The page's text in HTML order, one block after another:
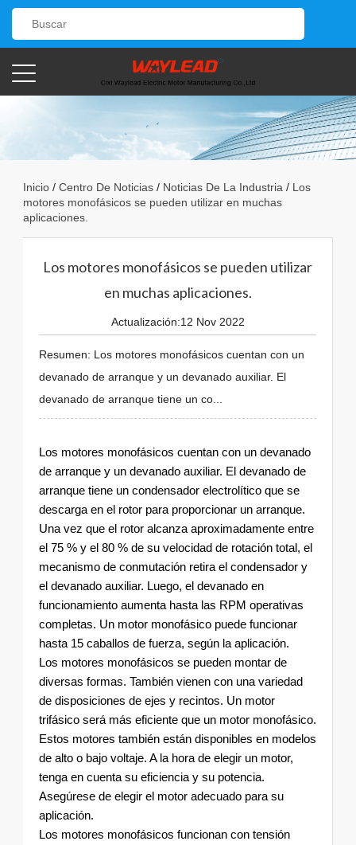
Inicio / Centro De Noticias / Noticias De La Industria / Los
motores monofásicos se pueden utilizar en muchas
aplicaciones.
Los motores monofásicos se pueden utilizar
en muchas aplicaciones.
Actualización:12 Nov 2022
Resumen: Los motores monofásicos cuentan con un
devanado de arranque y un devanado auxiliar. El
devanado de arranque tiene un co...
Los motores monofásicos cuentan con un devanado
de arranque y un devanado auxiliar. El devanado de
arranque tiene un condensador electrolítico que se
descarga en el rotor para proporcionar un arranque.
Una vez que el rotor alcanza aproximadamente entre
el 75 % y el 80 % de su velocidad de rotación total, el
mecanismo de conmutación retira el condensador y
el devanado auxiliar. Luego, el devanado en
funcionamiento aumenta hasta las RPM operativas
completas. Un motor monofásico puede funcionar
hasta 15 caballos de fuerza, según la aplicación.
Los motores monofásicos se pueden montar de
diversas formas. También vienen con una variedad
de disposiciones de ejes y recintos. Un motor
trifásico será más eficiente que un motor monofásico.
Estos motores también están disponibles en modelos
de alto o bajo voltaje. A la hora de elegir un motor,
tenga en cuenta su eficiencia y su potencia.
Asegúrese de elegir el motor adecuado para su
aplicación.
Los motores monofásicos funcionan con tensión